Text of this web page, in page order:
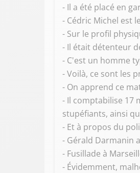
- Il a été placé en
- Cédric Michel est
- Sur le profil
- Il était détenteur
- C'est un homme
- Voilà, ce sont les
- On apprend ce
- Il comptabilise 17
stupéfiants, ainsi
- Et à propos du
- Gérald Darmanin
- Fusillade à
- Évidemment,